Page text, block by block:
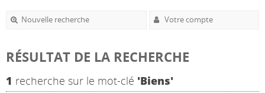
Nouvelle recherche Votre compte
RÉSULTAT DE LA RECHERCHE
1 recherche sur le mot-clé 'Biens'